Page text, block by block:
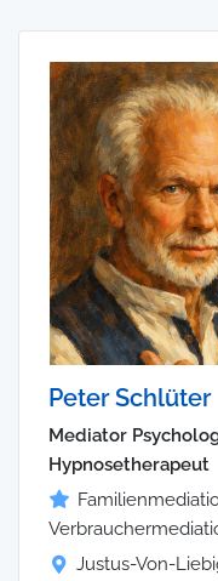
Peter Schlüter
Mediator
Hypnosetherapeut
Justus-Von-